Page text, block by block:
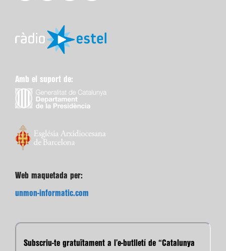
Amb el suport de:
Web maquetada per:
unmon-informatic.com
Subscriu-te gratuïtament a l’e-butlletí de “Catalunya